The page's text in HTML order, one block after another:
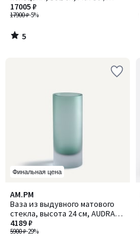
Мавео
17900 ₽-5%
17005 ₽
5
/
Финальная цена
AM.PM
Ваза из выдувного матового
стекла, высота 24 см, AUDRAN /
ОДРАН
5900 ₽-29%
4189 ₽
5
/
5